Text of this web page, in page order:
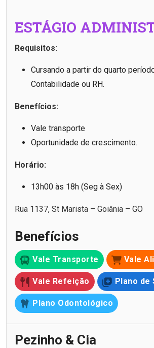
ESTÁGIO
Requisitos:
Cursando a partir do quarto
Contabilidade ou RH.
Benefícios:
Vale transporte
Oportunidade de crescimento.
Horário:
13h00 às 18h (Seg à Sex)
Rua 1137, St Marista – Goiânia – GO
Benefícios
Vale Transporte Vale
Vale Refeição Plano de
Plano Odontológico
Pezinho & Cia